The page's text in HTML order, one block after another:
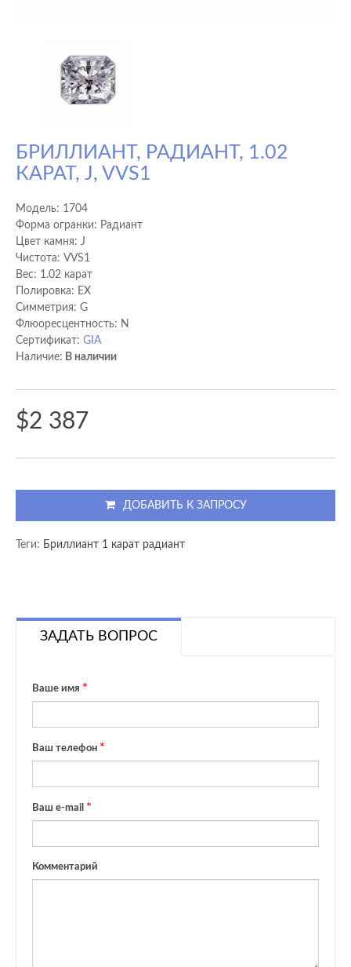
БРИЛЛИАНТ, РАДИАНТ, 1.02
КАРАТ, J, VVS1
Модель: 1704
Форма огранки: Радиант
Цвет камня: J
Чистота: VVS1
Вес: 1.02 карат
Полировка: EX
Cимметрия: G
Флюоресцентность: N
Сертификат: GIA
Наличие: В наличии
$2 387
ДОБАВИТЬ К ЗАПРОСУ
Теги: Бриллиант 1 карат радиант
ЗАДАТЬ ВОПРОС
Ваше имя
Ваш телефон
Ваш e-mail
Комментарий